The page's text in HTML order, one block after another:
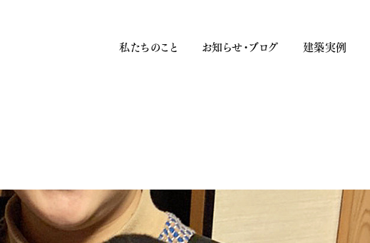
私たちのこと お知らせ・ブログ 建築実例